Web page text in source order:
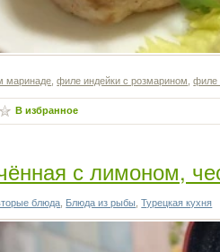
маринаде ,филе индейки с розмарином ,филе
В избранное
с лимоном,
блюда Блюда из рыбы ,Турецкая кухня